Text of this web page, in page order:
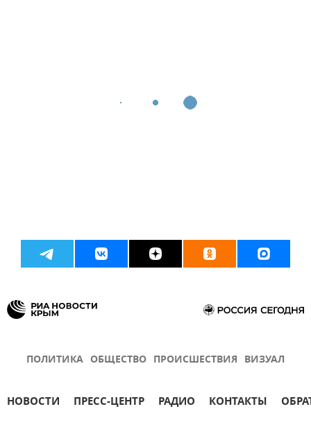
ПОЛИТИКА ОБЩЕСТВО ПРОИСШЕСТВИЯ ВИЗУАЛ
НОВОСТИ ПРЕСС-ЦЕНТР РАДИО КОНТАКТЫ